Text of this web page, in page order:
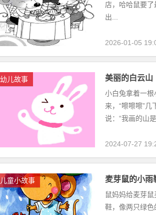
店，哈哈鼠要
出...
2026-01-05
幼儿故事 美丽的白云山
小白兔拿着一
来，“嚓嚓嚓”
说：“我画的山
2024-07-27
儿童小故事 麦芽鼠的小雨
鼠妈妈给麦芽
鞋，像两只绿